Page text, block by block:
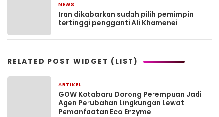
NEWS
Iran dikabarkan sudah pilih pemimpin
tertinggi pengganti Ali Khamenei
RELATED POST WIDGET (LIST)
ARTIKEL
GOW Kotabaru Dorong Perempuan Jadi
Agen Perubahan Lingkungan Lewat
Pemanfaatan Eco Enzyme